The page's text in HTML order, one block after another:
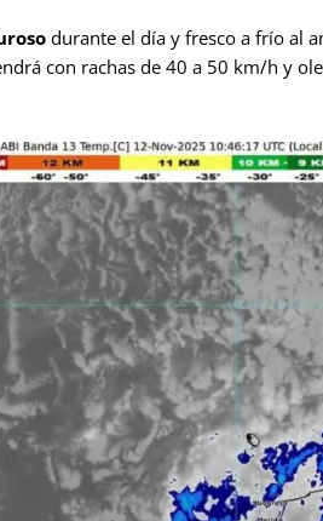
durante el día y fresco a frío al
con rachas de 40 a 50 km/h y